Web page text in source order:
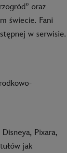
oraz
świecie. Fani
w serwisie.
Pixara,
jak